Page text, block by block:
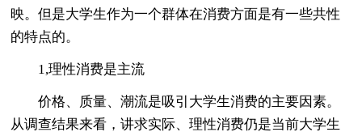
映。但是大学生作为一个群体在消费方面是有一些共性
的特点的。
1,理性消费是主流
价格、质量、潮流是吸引大学生消费的主要因素。
从调查结果来看，讲求实际、理性消费仍是当前大学生